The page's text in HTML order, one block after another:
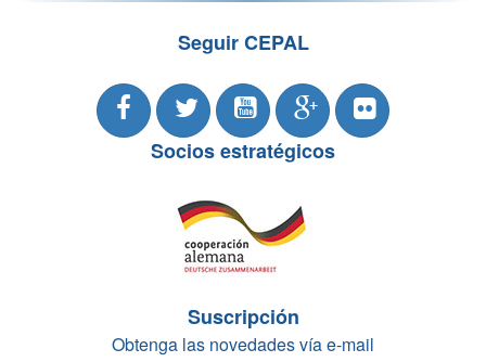
Seguir CEPAL
Socios estratégicos
Suscripción
Obtenga las novedades vía e-mail